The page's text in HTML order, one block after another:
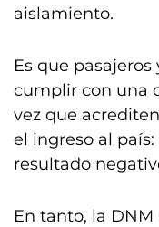
aislamiento.
Es que
cumplir con una
vez que
el ingreso al
resultado
En tanto, la